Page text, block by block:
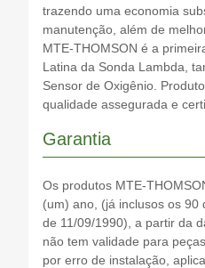
INFINITI
INFINITI
INFINITI
INFINITI
NISSAN
NISSAN
NISSAN
NISSAN
trazendo uma economia
manutenção, além de
MTE-THOMSON é a
Latina da Sonda Lambda,
Sensor de Oxigênio.
qualidade assegurada e
Garantia
Os produtos MTE-
(um) ano, (já inclusos os 90
de 11/09/1990), a partir da
não tem validade para
por erro de instalação,